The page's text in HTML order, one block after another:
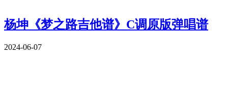
杨坤《梦之路吉他谱》C调原版弹唱谱
2024-06-07